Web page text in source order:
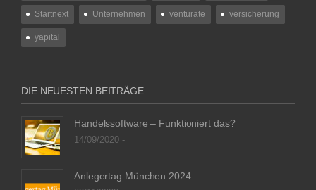
Startnext Unternehmen venturate versicherung
yapital
DIE NEUESTEN BEITRÄGE
Handelssoftware – Funktioniert das?
14/09/2020 -
Anlegertag München 2024